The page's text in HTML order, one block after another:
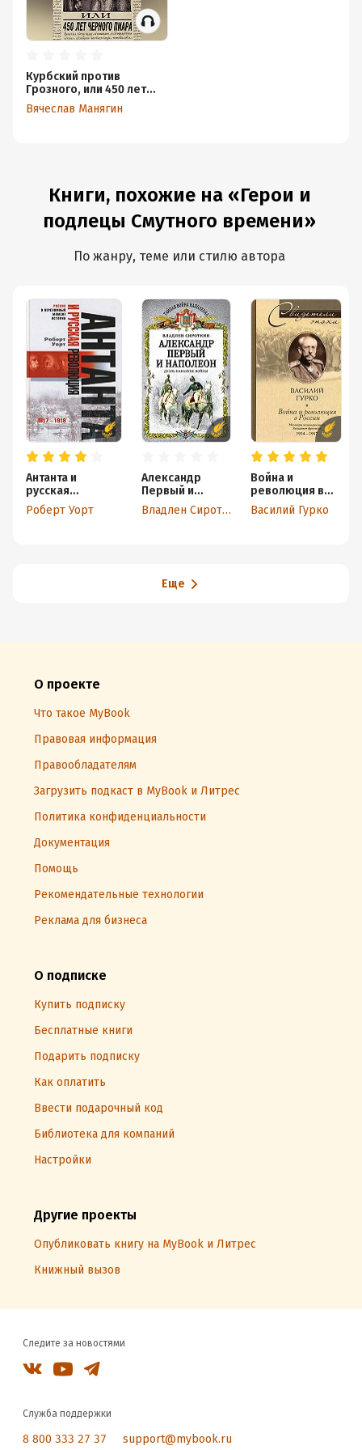
Курбский против
Грозного, или 450 лет
черного пиара
Вячеслав Манягин
Книги, похожие на «Герои и
подлецы Смутного времени»
По жанру, теме или стилю автора
Антанта и
русская
революция.
1917-1918
Роберт Уорт
Александр
Первый и
Наполеон.
Дуэль наканунеВладлен Сироткин
Война и
революция в
России.
Мемуары
Василий Гурко
Еще
О проекте
Что такое MyBook
Правовая информация
Правообладателям
Загрузить подкаст в MyBook и Литрес
Политика конфиденциальности
Документация
Помощь
Рекомендательные технологии
Реклама для бизнеса
О подписке
Купить подписку
Бесплатные книги
Подарить подписку
Как оплатить
Ввести подарочный код
Библиотека для компаний
Настройки
Другие проекты
Опубликовать книгу на MyBook и Литрес
Книжный вызов
Следите за новостями
Служба поддержки
8 800 333 27 37 support@mybook.ru